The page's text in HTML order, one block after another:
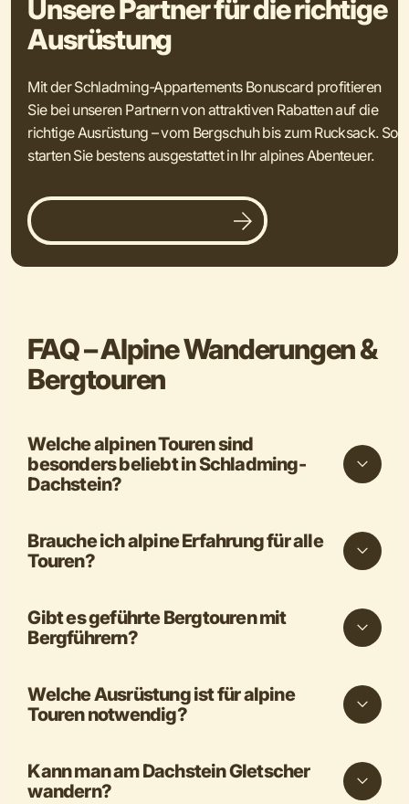
Unsere Partner für die richtige
Ausrüstung
Mit der Schladming-Appartements Bonuscard profitieren
Sie bei unseren Partnern von attraktiven Rabatten auf die
richtige Ausrüstung – vom Bergschuh bis zum Rucksack. So
starten Sie bestens ausgestattet in Ihr alpines Abenteuer.
FAQ – Alpine Wanderungen &
Bergtouren
Welche alpinen Touren sind
besonders beliebt in Schladming-
Dachstein?
Brauche ich alpine Erfahrung für alle
Touren?
Gibt es geführte Bergtouren mit
Bergführern?
Welche Ausrüstung ist für alpine
Touren notwendig?
Kann man am Dachstein Gletscher
wandern?